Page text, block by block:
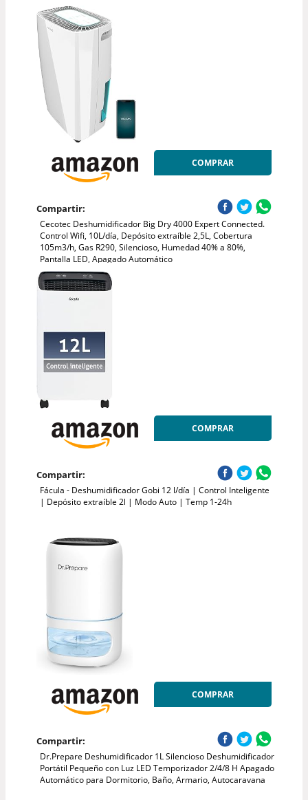
COMPRAR
Compartir:
Cecotec Deshumidificador Big Dry 4000 Expert Connected.
Control Wifi, 10L/día, Depósito extraíble 2,5L, Cobertura
105m3/h, Gas R290, Silencioso, Humedad 40% a 80%,
Pantalla LED, Apagado Automático
COMPRAR
Compartir:
Fácula - Deshumidificador Gobi 12 l/día | Control Inteligente
| Depósito extraíble 2l | Modo Auto | Temp 1-24h
COMPRAR
Compartir:
Dr.Prepare Deshumidificador 1L Silencioso Deshumidificador
Portátil Pequeño con Luz LED Temporizador 2/4/8 H Apagado
Automático para Dormitorio, Baño, Armario, Autocaravana